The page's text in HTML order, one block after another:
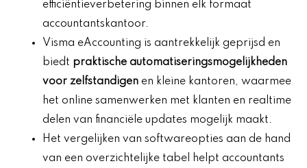
efficiëntieverbetering binnen elk formaat
accountantskantoor.
Visma eAccounting is aantrekkelijk geprijsd en
biedt praktische automatiseringsmogelijkheden
voor zelfstandigen en kleine kantoren, waarmee
het online samenwerken met klanten en realtime
delen van financiële updates mogelijk maakt.
Het vergelijken van softwareopties aan de hand
van een overzichtelijke tabel helpt accountants